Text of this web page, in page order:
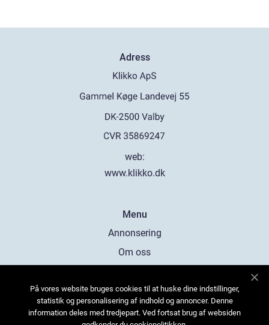
Adress
web:
www.klikko.dk
Menu
Annonsering
Om oss
Kontakta oss
Sitemap
På vores website bruges cookies til at huske dine indstillinger,
statistik og personalisering af indhold og annoncer. Denne
information deles med tredjepart. Ved fortsat brug af websiden